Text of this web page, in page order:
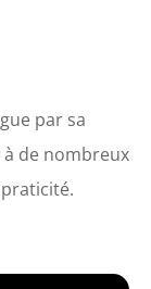
par sa
à de nombreux